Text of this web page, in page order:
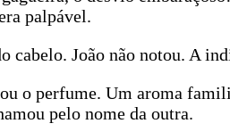
palpável.
cabelo. João não notou. A
o perfume. Um aroma
pelo nome da outra.